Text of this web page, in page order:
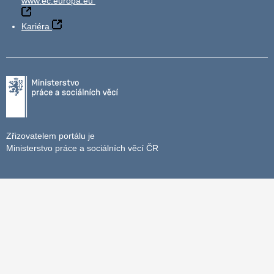
Kariéra
Zřizovatelem portálu je
Ministerstvo práce a sociálních věcí ČR